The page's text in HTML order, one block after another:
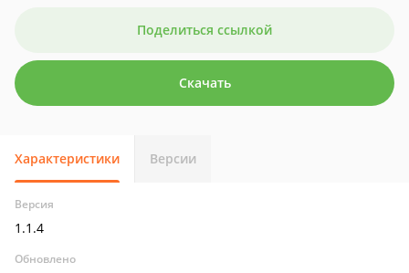
Поделиться ссылкой
Скачать
Характеристики Версии
Версия
1.1.4
Обновлено